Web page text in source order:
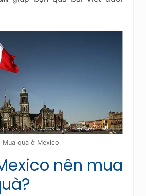
Mua quà ở Mexico
nên mua